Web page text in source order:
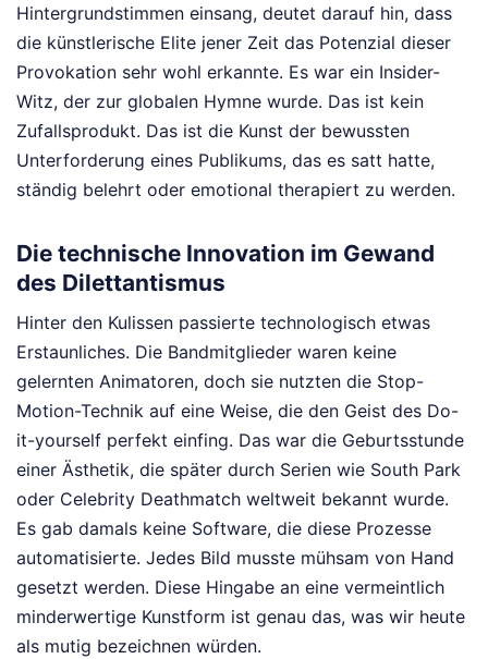
Hintergrundstimmen einsang, deutet darauf hin, dass
die künstlerische Elite jener Zeit das Potenzial dieser
Provokation sehr wohl erkannte. Es war ein Insider-
Witz, der zur globalen Hymne wurde. Das ist kein
Zufallsprodukt. Das ist die Kunst der bewussten
Unterforderung eines Publikums, das es satt hatte,
ständig belehrt oder emotional therapiert zu werden.
Die technische Innovation im Gewand
des Dilettantismus
Hinter den Kulissen passierte technologisch etwas
Erstaunliches. Die Bandmitglieder waren keine
gelernten Animatoren, doch sie nutzten die Stop-
Motion-Technik auf eine Weise, die den Geist des Do-
it-yourself perfekt einfing. Das war die Geburtsstunde
einer Ästhetik, die später durch Serien wie South Park
oder Celebrity Deathmatch weltweit bekannt wurde.
Es gab damals keine Software, die diese Prozesse
automatisierte. Jedes Bild musste mühsam von Hand
gesetzt werden. Diese Hingabe an eine vermeintlich
minderwertige Kunstform ist genau das, was wir heute
als mutig bezeichnen würden.